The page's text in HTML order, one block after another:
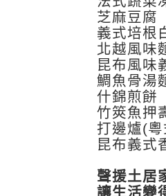
芝麻豆腐
義式培根
北越風味
昆布風味
鯛魚骨湯
什錦煎餅
竹筴魚押
打邊爐(
昆布義式
聲援土居
讓生活變